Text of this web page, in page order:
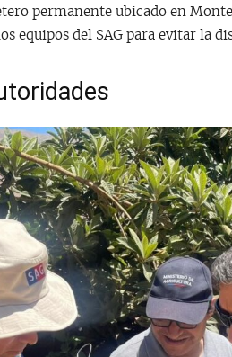
permanente ubicado en
equipos del SAG para evitar la